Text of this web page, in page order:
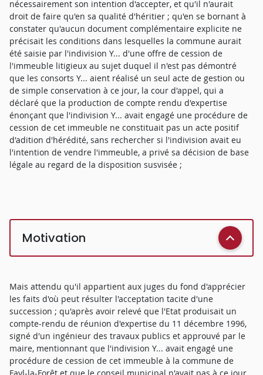
nécessairement son intention d'accepter, et qu'il n'aurait
droit de faire qu'en sa qualité d'héritier ; qu'en se bornant à
constater qu'aucun document complémentaire explicite ne
précisait les conditions dans lesquelles la commune aurait
été saisie par l'indivision Y... d'une offre de cession de
l'immeuble litigieux au sujet duquel il n'est pas démontré
que les consorts Y... aient réalisé un seul acte de gestion ou
de simple conservation à ce jour, la cour d'appel, qui a
déclaré que la production de compte rendu d'expertise
énonçant que l'indivision Y... avait engagé une procédure de
cession de cet immeuble ne constituait pas un acte positif
d'adition d'hérédité, sans rechercher si l'indivision avait eu
l'intention de vendre l'immeuble, a privé sa décision de base
légale au regard de la disposition susvisée ;
Motivation
Mais attendu qu'il appartient aux juges du fond d'apprécier
les faits d'où peut résulter l'acceptation tacite d'une
succession ; qu'après avoir relevé que l'Etat produisait un
compte-rendu de réunion d'expertise du 11 décembre 1996,
signé d'un ingénieur des travaux publics et approuvé par le
maire, mentionnant que l'indivision Y... avait engagé une
procédure de cession de cet immeuble à la commune de